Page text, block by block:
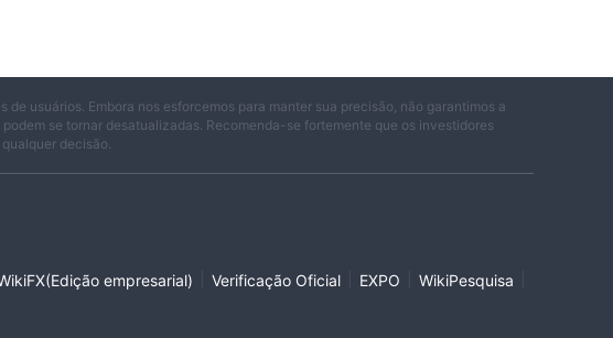
ou o
ou
comparação com
os clientes e
usuários. Embora nos esforcemos para manter sua precisão, não garantimos a
se tornar desatualizadas. Recomenda-se fortemente que os investidores
decisão.
empresarial) Verificação Oficial EXPO WikiPesquisa